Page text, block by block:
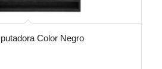
Color Negro